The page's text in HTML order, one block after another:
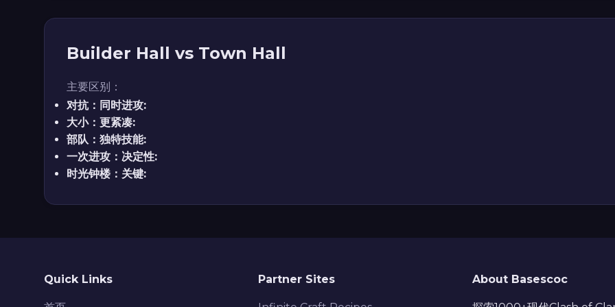
Builder Hall vs Town Hall
主要区别：
对抗：同时进攻:
大小：更紧凑:
部队：独特技能:
一次进攻：决定性:
时光钟楼：关键:
Quick Links Partner Sites About Basescoc